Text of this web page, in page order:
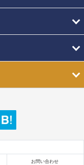
お問い合わせ